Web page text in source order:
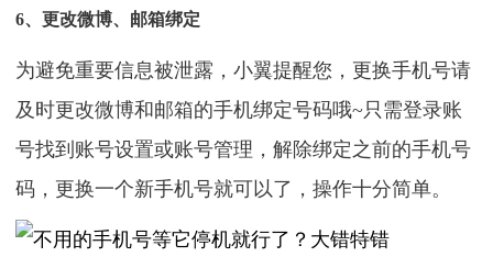
6、更改微博、邮箱绑定
为避免重要信息被泄露，小翼提醒您，更换手机号请
及时更改微博和邮箱的手机绑定号码哦~只需登录账
号找到账号设置或账号管理，解除绑定之前的手机号
码，更换一个新手机号就可以了，操作十分简单。